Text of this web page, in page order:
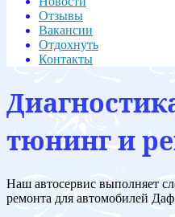
Отзывы
Вакансии
Отдохнуть
Контакты
тюнинг и
Наш автосервис выполняет
ремонта для автомобилей